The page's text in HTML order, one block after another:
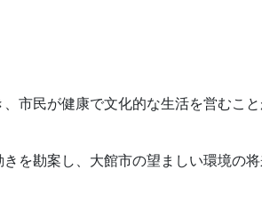
市民が健康で文化的な生活を営むこ
を勘案し、大館市の望ましい環境の